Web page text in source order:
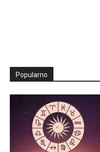
Popularno